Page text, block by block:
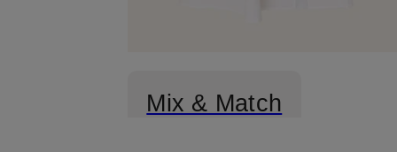
Mix & Match